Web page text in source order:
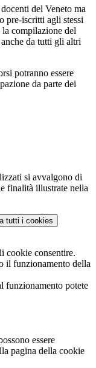
del Veneto ma
pre-iscritti agli stessi
compilazione del
da tutti gli altri
potranno essere
da parte dei
si avvalgono di
finalità illustrate nella
tutti i cookies
cookie consentire.
il funzionamento della
funzionamento potete
essere
pagina della cookie